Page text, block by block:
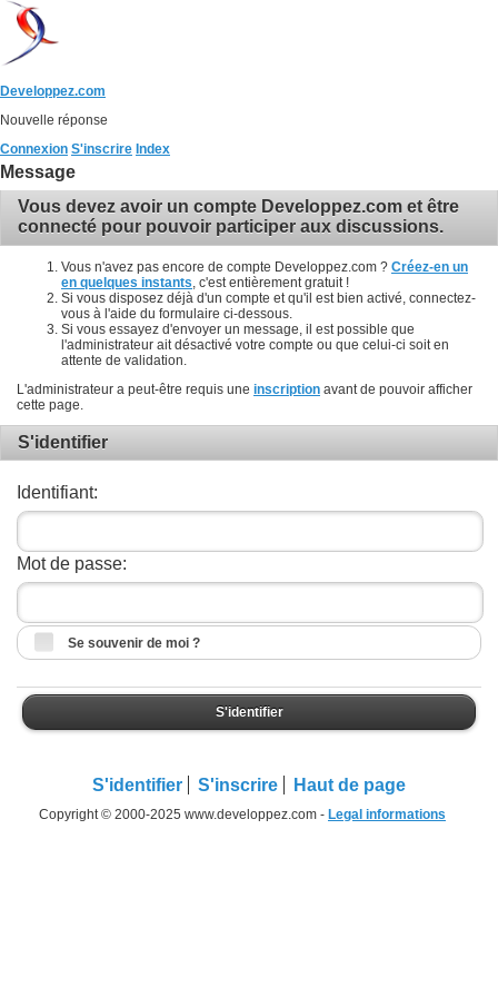
Developpez.com
Nouvelle réponse
Connexion S'inscrire Index
Message
Vous devez avoir un compte Developpez.com et être
connecté pour pouvoir participer aux discussions.
Vous n'avez pas encore de compte Developpez.com ? Créez-en un
en quelques instants , c'est entièrement gratuit !
Si vous disposez déjà d'un compte et qu'il est bien activé, connectez-
vous à l'aide du formulaire ci-dessous.
Si vous essayez d'envoyer un message, il est possible que
l'administrateur ait désactivé votre compte ou que celui-ci soit en
attente de validation.
L'administrateur a peut-être requis une inscription avant de pouvoir afficher
cette page.
S'identifier
Identifiant:
Mot de passe:
Se souvenir de moi ?
S'identifier
S'identifier S'inscrire Haut de page
Copyright © 2000-2025 www.developpez.com - Legal informations